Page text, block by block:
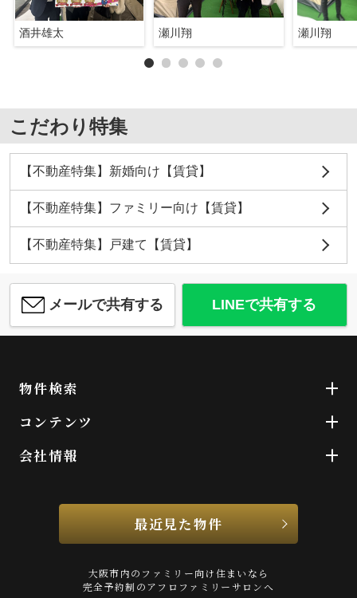
酒井雄太 瀬川翔 瀬川翔
こだわり特集
【不動産特集】新婚向け【賃貸】
【不動産特集】ファミリー向け【賃貸】
【不動産特集】戸建て【賃貸】
メールで共有する LINEで共有する
物件検索
コンテンツ
会社情報
最近見た物件
大阪市内のファミリー向け住まいなら
完全予約制のアフロファミリーサロンへ